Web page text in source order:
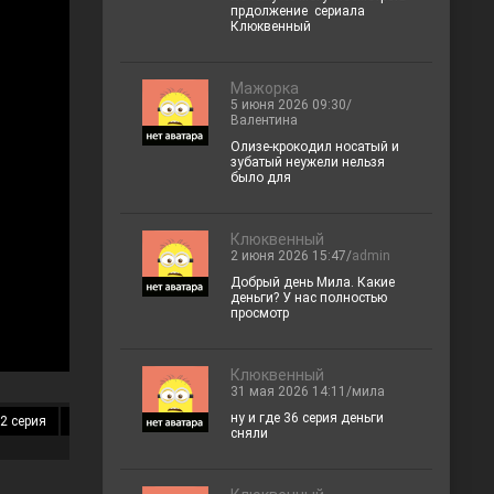
серия 14 серия 15 серия 16 серия
прдолжение сериала
Клюквенный
Мажорка
5 июня 2026 09:30/
Валентина
Олизе-крокодил носатый и
зубатый неужели нельзя
было для
Клюквенный
2 июня 2026 15:47/admin
Добрый день Мила. Какие
деньги? У нас полностью
просмотр
Клюквенный
31 мая 2026 14:11/мила
ну и где 36 серия деньги
сняли